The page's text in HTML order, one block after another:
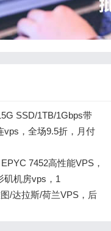
SSD/1TB/1Gbps带
5个机房，保加利亚独服
vps，全场9.5折，月付
余，原生IP解锁流媒
月起，可选维也纳/
7452高性能VPS，
，€3.5/月起
矶机房vps，1
年起
/达拉斯/荷兰VPS，后